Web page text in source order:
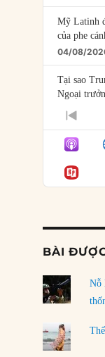
Mỹ Latinh
của phe
04/08/
Tại sao
Ngoại
04/08/2026
Điểm mù
Dương
03/08/2026
rủi ro
01/08/
31/07/2026
BÀI
Nỗ